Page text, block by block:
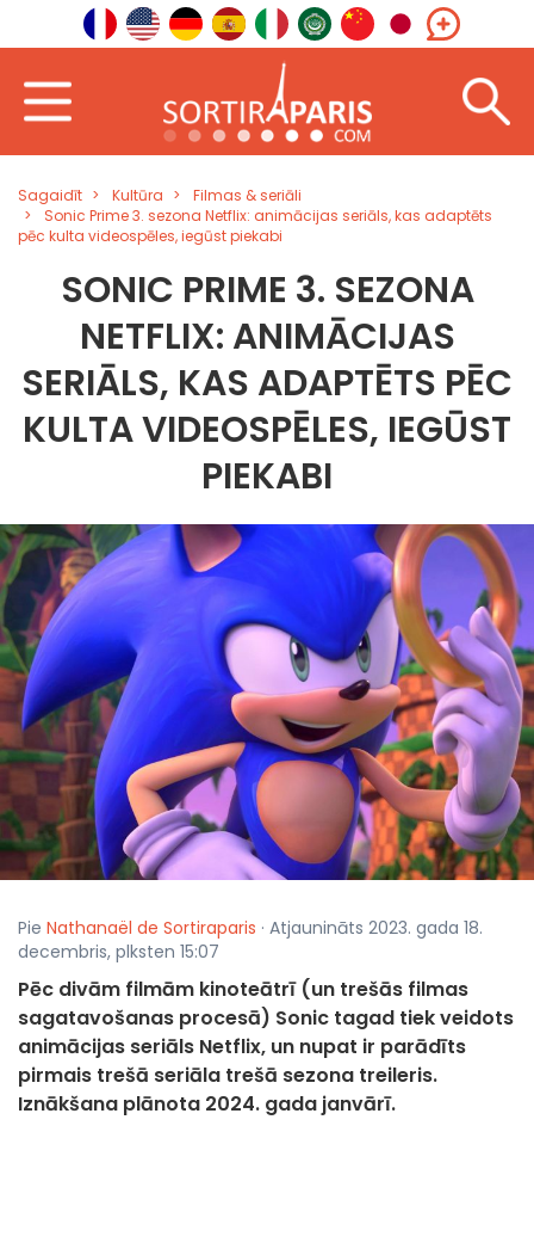
Sagaidīt Kultūra
Filmas & seriāli
Sonic Prime 3. sezona Netflix: animācijas seriāls, kas adaptēts
pēc kulta videospēles, iegūst piekabi
SONIC PRIME 3. SEZONA
NETFLIX: ANIMĀCIJAS
SERIĀLS, KAS ADAPTĒTS PĒC
KULTA VIDEOSPĒLES, IEGŪST
PIEKABI
Pie Nathanaël de Sortiraparis · Atjaunināts 2023. gada 18.
decembris, plksten 15:07
Pēc divām filmām kinoteātrī (un trešās filmas
sagatavošanas procesā) Sonic tagad tiek veidots
animācijas seriāls Netflix, un nupat ir parādīts
pirmais trešā seriāla trešā sezona treileris.
Iznākšana plānota 2024. gada janvārī.